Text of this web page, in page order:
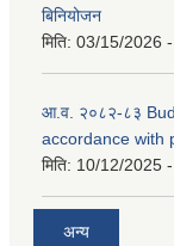
बिनियोजन
मिति: 03/15/2026
आ.व. २०८२-८३
accordance with
मिति: 10/12/2025
अन्य